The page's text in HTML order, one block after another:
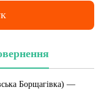
Борщагівка) —